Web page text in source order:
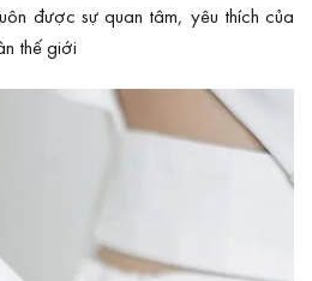
được sự quan tâm, yêu thích của
thế giới